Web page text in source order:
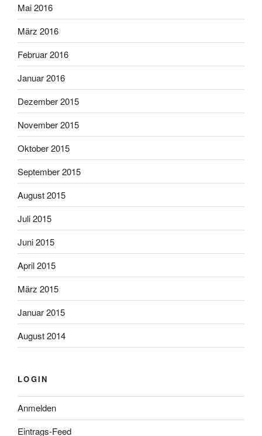
Mai 2016
März 2016
Februar 2016
Januar 2016
Dezember 2015
November 2015
Oktober 2015
September 2015
August 2015
Juli 2015
Juni 2015
April 2015
März 2015
Januar 2015
August 2014
LOGIN
Anmelden
Eintrags-Feed